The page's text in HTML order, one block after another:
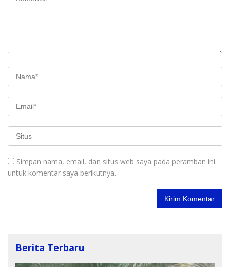
Simpan nama, email, dan situs web saya pada peramban ini
untuk komentar saya berikutnya.
Berita Terbaru